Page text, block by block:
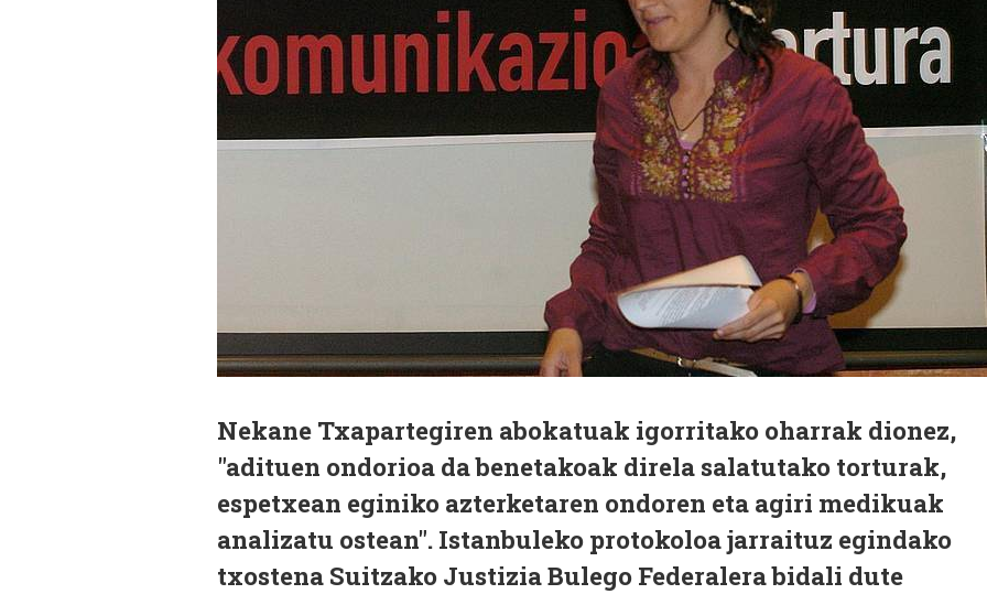
Nekane Txapartegiren abokatuak igorritako oharrak dionez,
"adituen ondorioa da benetakoak direla salatutako torturak,
espetxean eginiko azterketaren ondoren eta agiri medikuak
analizatu ostean". Istanbuleko protokoloa jarraituz egindako
txostena Suitzako Justizia Bulego Federalera bidali dute